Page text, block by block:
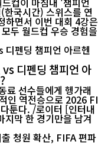
국시간) 스위스를 연
하면서 이번 대회 4강은
두 월드컵 우승 경험을
디펜딩 챔피언 아
료 선수들에게 헹가래
인 역전승으로 2026 FI
. /로이터 [인터내
막 한 경기만을 남겨